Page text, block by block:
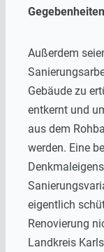
Außerdem
Gebäude zu
entkernt und
aus dem
werden. Eine
eigentlich
Renovierung
Landkreis